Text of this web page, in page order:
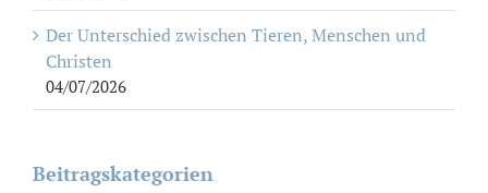
Der Unterschied zwischen Tieren, Menschen und
Christen
04/07/2026
Beitragskategorien